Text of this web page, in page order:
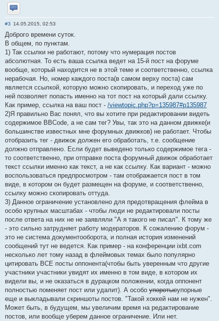
Отправить личное сообщение
#3 14.05.2015, 02:53
Доброго времени суток.
В общем, по пунктам.
1) Так ссылки не работают, потому что нумерация постов
абсолютная. То есть ваша ссылка ведет на 15-й пост на форуме
вообще, который находится не в этой теме и соответственно, ссылка
нерабочая. Но, номер каждого поста(в самом верху поста) сам
является ссылкой, которую можно скопировать, и переход уже по
ней позволяет попасть именно на тот пост на который дали ссылку.
Как пример, ссылка на ваш пост - /viewtopic.php?p=135987#p135987
2)Я правильно Вас понял, что вы хотите при редактировании видеть
содержимое BBCode, а не сам тег? Увы, так это на данном движке(и
большинстве известных мне форумных движков) не работает. Чтобы
отобразить тег - движок должен его обработать, т.е. сообщение
должно отправлено. Если будет выведено только содержимое тега -
то соответственно, при отправке поста форумный движок обработает
текст ссылки именно как текст, а не как ссылку. Как вариант - можно
воспользоваться предпросмотром - там отображается пост в том
виде, в котором он будет размещен на форуме, и соответственно,
ссылку можно скопировать оттуда.
3) Данное ограничение установлено для предотвращения флейма в
особо крупных масштабах - чтобы люди не редактировали посты
после ответа на них не не заявляли "А я такого не писал". К тому же
- это сильно затрудняет работу модераторов. К сожалению форум -
это не система документооборота, и полная история изменений
сообщений тут не ведется. Как пример - на конференции ixbt.com
несколько лет тому назад в флеймовых темах было популярно
цитировать ВСЕ посты оппонента(чтобы быть уверенным что другие
участники участники увидят их именно в том виде, в котором их
видели вы, и не оказаться в дурацком положении, когда оппонент
полностью поменяет пост или удалит). А особо упоротыеупорные
еще и выкладывали скриншоты постов. "Такой хоккей нам не нужен".
Может быть, в будущем, мы увеличим время на редактирование
постов, или вообще уберем данное ограничение. Или нет.